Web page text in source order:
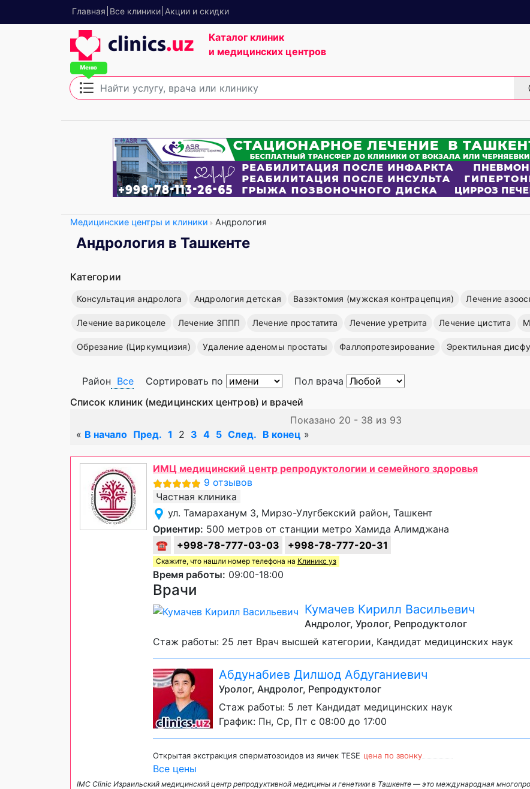
Главная Все клиники Акции и скидки
Каталог клиник
и медицинских центров
Медицинские центры и клиники Андрология
Андрология в Ташкенте
Категории
Консультация андролога Андрология детская Вазэктомия (мужская контрацепция) Лечение
Лечение варикоцеле Лечение ЗППП Лечение простатита Лечение уретрита Лечение цистита
Обрезание (Циркумцизия) Удаление аденомы простаты Фаллопротезирование Эректильная
Район Все Сортировать по
Пол врача
Список клиник (медицинских центров) и врачей
Показано 20 - 38 из 93
« В начало Пред. 1 2 3 4 5 След. В конец »
ИМЦ медицинский центр репродуктологии и семейного здоровья
9 отзывов
Частная клиника
ул. Тамараханум 3, Мирзо-Улугбекский район, Ташкент
Ориентир: 500 метров от станции метро Хамида Алимджана
☎
+998-78-777-03-03 +998-78-777-20-31
Скажите, что нашли номер телефона на Клиникс уз
Время работы: 09:00-18:00
Врачи
Кумачев Кирилл Васильевич
Андролог, Уролог, Репродуктолог
Стаж работы: 25 лет Врач высшей категории, Кандидат медицинских наук
Абдунабиев Дилшод Абдуганиевич
Уролог, Андролог, Репродуктолог
Стаж работы: 5 лет Кандидат медицинских наук
График: Пн, Ср, Пт с 08:00 до 17:00
Открытая экстракция сперматозоидов из яичек TESE цена по звонку
Все цены
IMC Clinic Израильский медицинский центр репродуктивной медицины и генетики в Ташкенте — это международная